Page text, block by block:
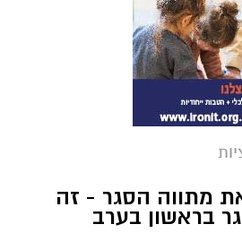
מתווה הסגר - זה
בראשון בערב